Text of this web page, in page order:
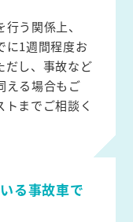
う関係上、
に1週間程度お
だし、事故など
える場合もご
までご相談く
る事故車で